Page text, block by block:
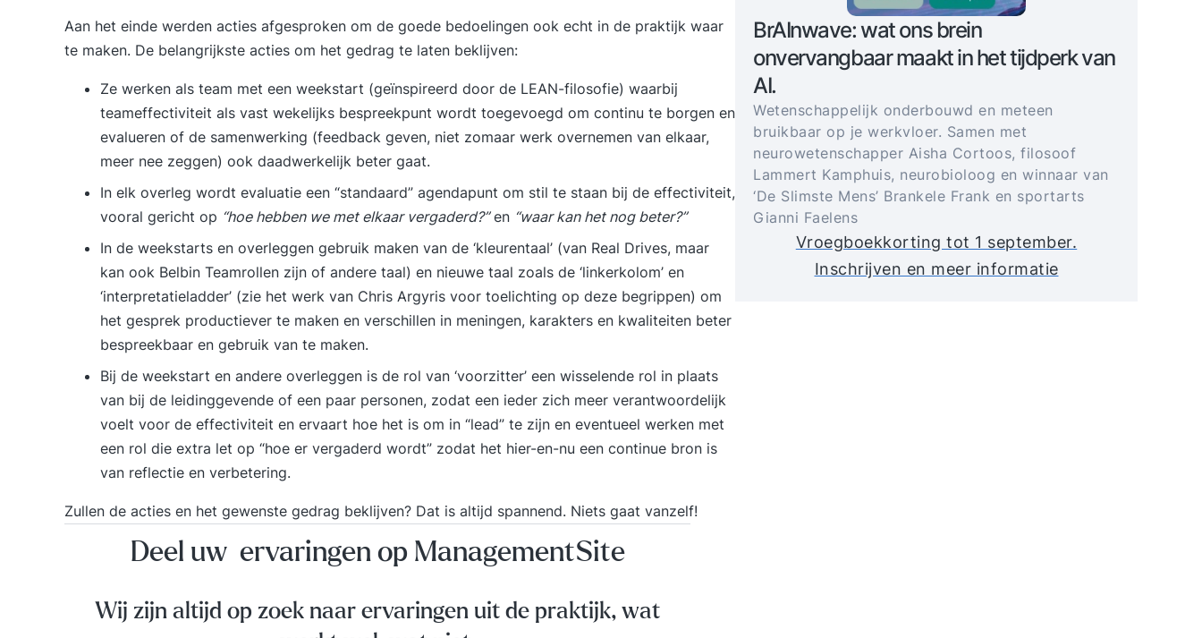
Aan het einde werden acties afgesproken om de goede bedoelingen ook echt in de praktijk waar
te maken. De belangrijkste acties om het gedrag te laten beklijven:
Ze werken als team met een weekstart (geïnspireerd door de LEAN-filosofie) waarbij
teameffectiviteit als vast wekelijks bespreekpunt wordt toegevoegd om continu te borgen en
evalueren of de samenwerking (feedback geven, niet zomaar werk overnemen van elkaar,
meer nee zeggen) ook daadwerkelijk beter gaat.
In elk overleg wordt evaluatie een “standaard” agendapunt om stil te staan bij de effectiviteit,
vooral gericht op “hoe hebben we met elkaar vergaderd?”en “waar kan het nog beter?”
In de weekstarts en overleggen gebruik maken van de ‘kleurentaal’ (van Real Drives, maar
kan ook Belbin Teamrollen zijn of andere taal) en nieuwe taal zoals de ‘linkerkolom’ en
‘interpretatieladder’ (zie het werk van Chris Argyris voor toelichting op deze begrippen) om
het gesprek productiever te maken en verschillen in meningen, karakters en kwaliteiten beter
bespreekbaar en gebruik van te maken.
Bij de weekstart en andere overleggen is de rol van ‘voorzitter’ een wisselende rol in plaats
van bij de leidinggevende of een paar personen, zodat een ieder zich meer verantwoordelijk
voelt voor de effectiviteit en ervaart hoe het is om in “lead” te zijn en eventueel werken met
een rol die extra let op “hoe er vergaderd wordt” zodat het hier-en-nu een continue bron is
van reflectie en verbetering.
Zullen de acties en het gewenste gedrag beklijven? Dat is altijd spannend. Niets gaat vanzelf!
BrAInwave: wat ons brein
onvervangbaar maakt in het tijdperk van
AI.
Wetenschappelijk onderbouwd en meteen
bruikbaar op je werkvloer. Samen met
neurowetenschapper Aisha Cortoos, filosoof
Lammert Kamphuis, neurobioloog en winnaar van
‘De Slimste Mens’ Brankele Frank en sportarts
Gianni Faelens
Vroegboekkorting tot 1 september.
Inschrijven en meer informatie
Deel uw ervaringen op ManagementSite
Wij zijn altijd op zoek naar ervaringen uit de praktijk, wat